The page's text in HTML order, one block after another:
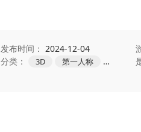
发布时间： 2024-12-04
分类： 3D 第一人称